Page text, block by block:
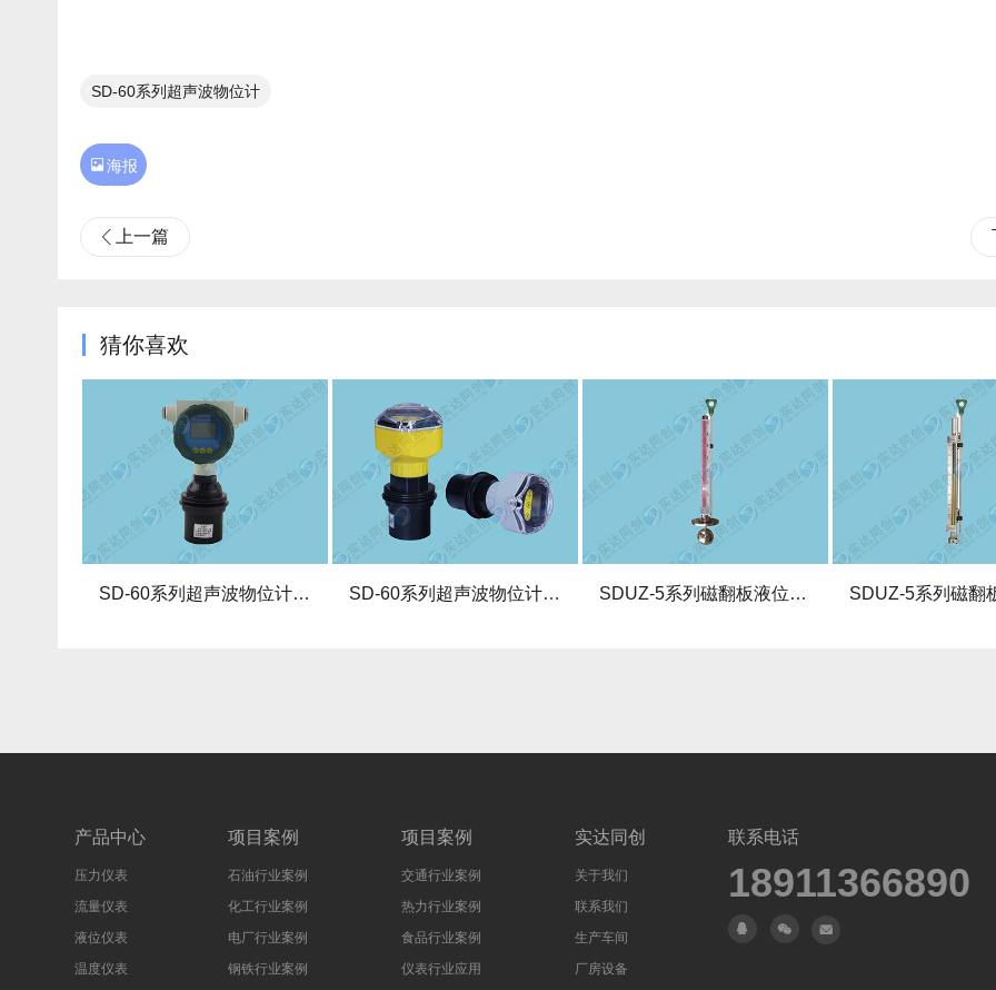
SD-60系列超声波物位计
海报
上一篇
猜你喜欢
SD-60系列超声波物位计【防爆超声波液位计】 SD-60系列超声波物位计【一体式超声波液位计】 SDUZ-5系列磁翻板液位计【SDUZ-56顶装磁翻板液位计】 SDUZ-5系列磁翻板液位计【SDUZ-52侧装磁翻板液位计】
产品中心
压力仪表
流量仪表
液位仪表
温度仪表
项目案例
石油行业案例
化工行业案例
电厂行业案例
钢铁行业案例
项目案例
交通行业案例
热力行业案例
食品行业案例
仪表行业应用
实达同创
关于我们
联系我们
生产车间
厂房设备
联系电话
18911366890